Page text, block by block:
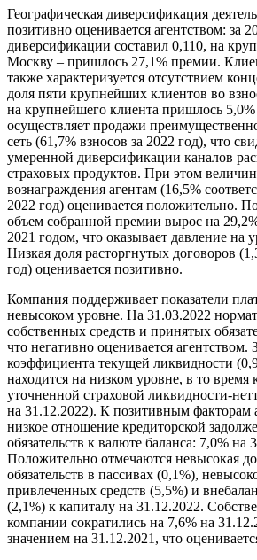
Географическая диверсификация
позитивно оценивается агентством: за
диверсификации составил 0,110, на
Москву – пришлось 27,1% премии.
также характеризуется отсутствием
доля пяти крупнейших клиентов во
на крупнейшего клиента пришлось
осуществляет продажи
сеть (61,7% взносов за 2022 год), что
умеренной диверсификации каналов
страховых продуктов. При этом
вознаграждения агентам (16,5%
2022 год) оценивается положительно.
объем собранной премии вырос на
2021 годом, что оказывает давление на
Низкая доля расторгнутых договоров
год) оценивается позитивно.
Компания поддерживает показатели
невысоком уровне. На 31.03.2022
собственных средств и принятых
что негативно оценивается агентством.
коэффициента текущей ликвидности
находится на низком уровне, в то время
уточненной страховой ликвидности-
на 31.12.2022). К позитивным факторам
низкое отношение кредиторской
обязательств к валюте баланса: 7,0% на
Положительно отмечаются невысокая
обязательств в пассивах (0,1%),
привлеченных средств (5,5%) и
(2,1%) к капиталу на 31.12.2022.
компании сократились на 7,6% на
значением на 31.12.2021, что